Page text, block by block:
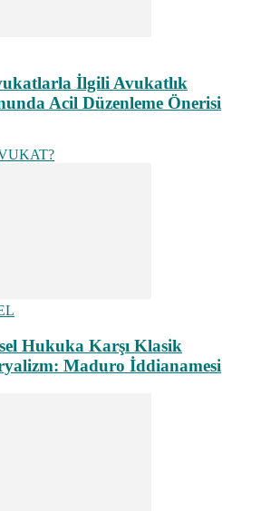
İlgili Avukatlık
Acil Düzenleme Önerisi
Hukuka Karşı Klasik
Maduro İddianamesi